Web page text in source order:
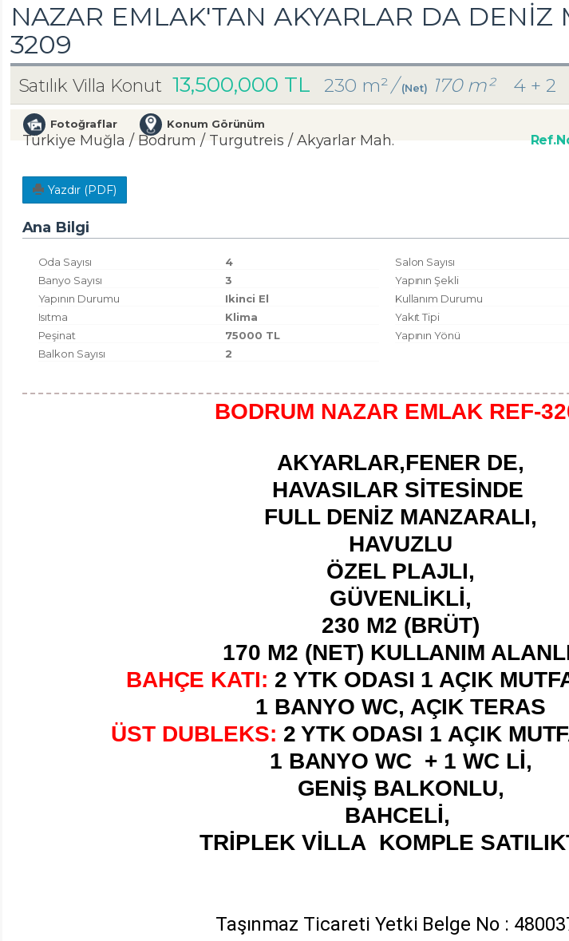
NAZAR EMLAK'TAN AKYARLAR DA
3209
Satılık Villa Konut 13,500,000 TL 230 m²/(Net) 170 m² 4 + 2
Fotoğraflar Konum Görünüm
Türkiye Muğla / Bodrum / Turgutreis / Akyarlar Mah.
Yazdır (PDF)
Ana Bilgi
Oda Sayısı 4 Salon Sayısı
Banyo Sayısı
3 Yapının Şekli
Yapının Durumu
Ikinci El Kullanım Durumu
Isıtma
Klima Yakıt Tipi
Peşinat
75000 TL Yapının Yönü
Balkon Sayısı
2
BODRUM NAZAR EMLAK REF-
AKYARLAR,FENER DE,
HAVASILAR SİTESİNDE
FULL DENİZ MANZARALI,
HAVUZLU
ÖZEL PLAJLI,
GÜVENLİKLİ,
230 M2 (BRÜT)
170 M2 (NET) KULLANIM
BAHÇE KATI: 2 YTK ODASI 1 AÇIK
1 BANYO WC, AÇIK TERAS
ÜST DUBLEKS: 2 YTK ODASI 1 AÇIK
1 BANYO WC + 1 WC Lİ,
GENİŞ BALKONLU,
BAHCELİ,
TRİPLEK VİLLA KOMPLE
Taşınmaz Ticareti Yetki Belge No :